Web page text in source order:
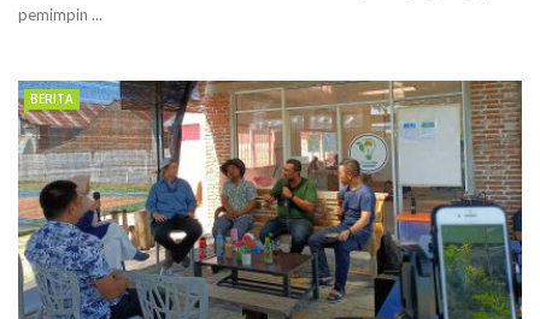
pemimpin ...
BERITA